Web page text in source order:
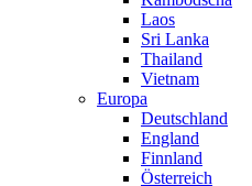
Laos
Sri Lanka
Thailand
Vietnam
Europa
Deutschland
England
Finnland
Österreich